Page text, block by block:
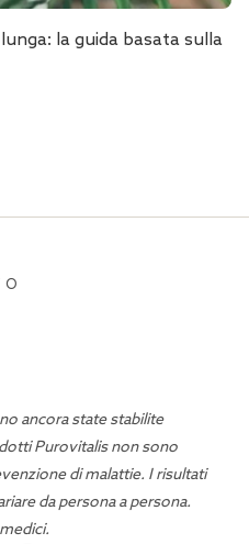
la guida basata sulla
ancora state stabilite
Purovitalis non sono
di malattie. I risultati
da persona a persona.